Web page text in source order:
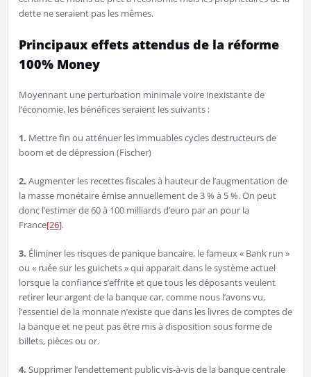
dette ne seraient pas les mêmes.
Principaux effets attendus de la réforme
100% Money
Moyennant une perturbation minimale voire inexistante de
l’économie, les bénéfices seraient les suivants :
1. Mettre fin ou atténuer les immuables cycles destructeurs de
boom et de dépression (Fischer)
2. Augmenter les recettes fiscales à hauteur de l’augmentation de
la masse monétaire émise annuellement de 3 % à 5 %. On peut
donc l’estimer de 60 à 100 milliards d’euro par an pour la
France[26].
3. Éliminer les risques de panique bancaire, le fameux « Bank run »
ou « ruée sur les guichets » qui apparait dans le système actuel
lorsque la confiance s’effrite et que tous les déposants veulent
retirer leur argent de la banque car, comme nous l’avons vu,
l’essentiel de la monnaie n’existe que dans les livres de comptes de
la banque et ne peut pas être mis à disposition sous forme de
billets, pièces ou or.
4. Supprimer l’endettement public vis-à-vis de la banque centrale